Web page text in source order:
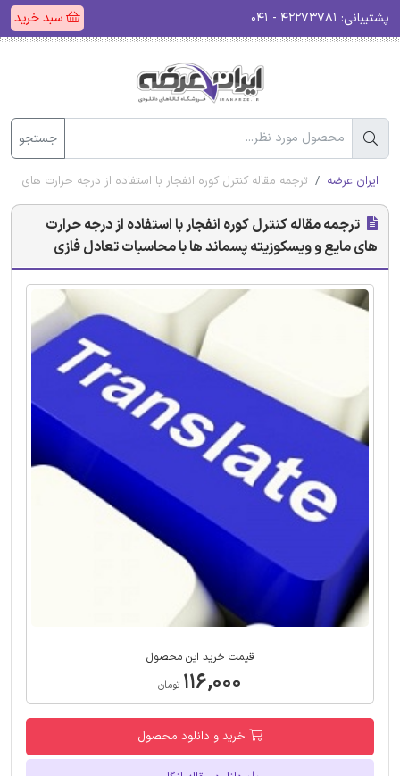
پشتیبانی: سبد خرید
جستجو
ایران عرضه ترجمه مقاله کنترل کوره انفجار با استفاده از درجه حرارت های
ترجمه مقاله کنترل کوره انفجار با استفاده از درجه حرارت
های مایع و ویسکوزیته پسماند ها با محاسبات تعادل فازی
قیمت خرید این محصول
۱۱۶,۰۰۰ تومان
خرید و دانلود محصول